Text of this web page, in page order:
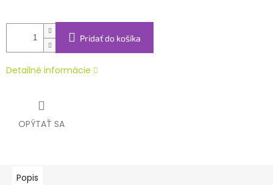
Pridať do košíka
Detailné informácie
OPÝTAŤ SA
Popis